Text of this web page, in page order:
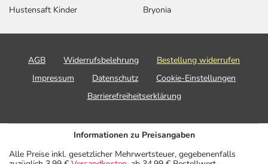
Hustensaft Kinder
Bryonia
AGB Widerrufsbelehrung
Bestellung widerrufen
Impressum
Datenschutz
Cookie-Einstellungen
Barrierefreiheitserklärung
Informationen zu Preisangaben
Alle Preise inkl. gesetzlicher Mehrwertsteuer, gegebenenfalls